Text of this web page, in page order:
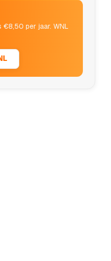
per jaar. WNL